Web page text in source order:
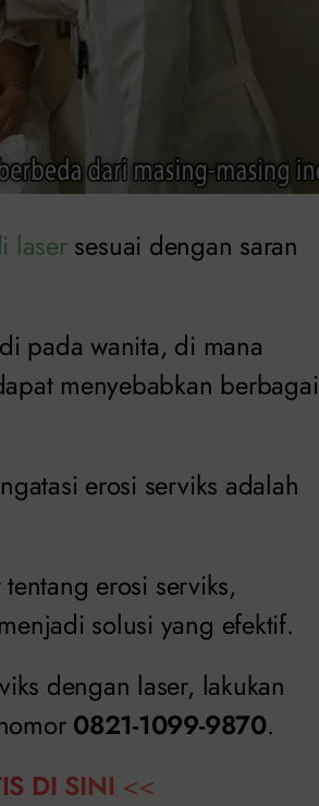
lasersesuai dengan saran
pada wanita, di mana
menyebabkan berbagai
erosi serviks adalah
erosi serviks,
solusi yang efektif.
dengan laser, lakukan
0821-1099-9870.
DI SINI <<